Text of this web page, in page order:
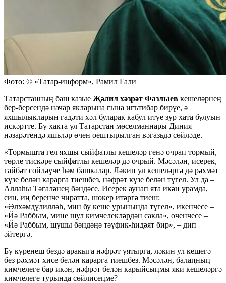
Фото: © «Татар-информ», Рамил Гали
Татарстанның баш казые Җәлил хәзрәт Фазлыев кешеләрнең
бер-берсендә начар якларына гына игътибар бирүе, ә
яхшылыкларын гадәти хәл буларак кабул итүе зур хата булуын
искәртте. Бу хакта ул Татарстан мөселманнары Диния
нәзарәтендә яшьләр өчен оештырылган вәгазьдә сөйләде.
«Тормышта гел яхшы сыйфатлы кешеләр генә очрап тормый,
төрле тискәре сыйфатлы кешеләр дә очрый. Мәсәлән, исерек,
гайбәт сөйләүче һәм башкалар. Ләкин ул кешеләргә дә рәхмәт
күзе белән карарга тиешбез, нәфрәт күзе белән түгел. Ул да –
Аллаһы Тәгаләнең бәндәсе. Исерек аунап ята икән урамда,
син, иң беренче чиратта, шөкер итәргә тиеш:
«Әлхәмдүлилләһ, мин бу кеше урынында түгел», икенчесе –
«Йә Раббым, мине шул кимчелекләрдән сакла», өченчесе –
«Йә Раббым, шушы бәндәңә тәүфик-һидәят бир», – дип
әйтергә.
Бу күренеш бездә аракыга нәфрәт уятырга, ләкин ул кешегә
без рәхмәт хисе белән карарга тиешбез. Мәсәлән, балаңның
кимчелеге бар икән, нәфрәт белән карыйсыңмы яки кешеләргә
кимчелеге турында сөйлисеңме?